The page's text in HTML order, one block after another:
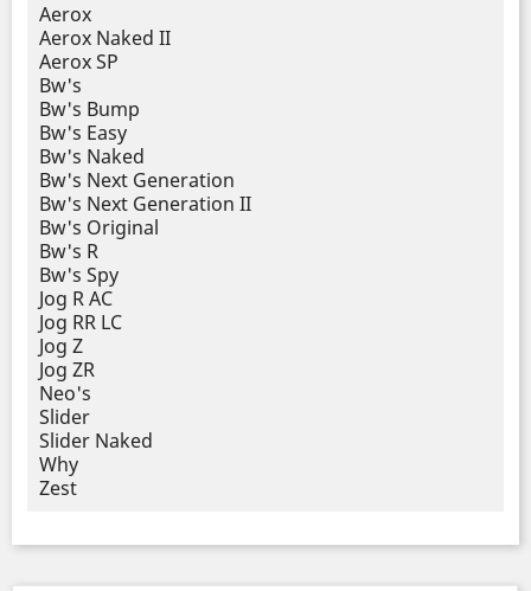
Aerox
Aerox Naked II
Aerox SP
Bw's
Bw's Bump
Bw's Easy
Bw's Naked
Bw's Next Generation
Bw's Next Generation II
Bw's Original
Bw's R
Bw's Spy
Jog R AC
Jog RR LC
Jog Z
Jog ZR
Neo's
Slider
Slider Naked
Why
Zest